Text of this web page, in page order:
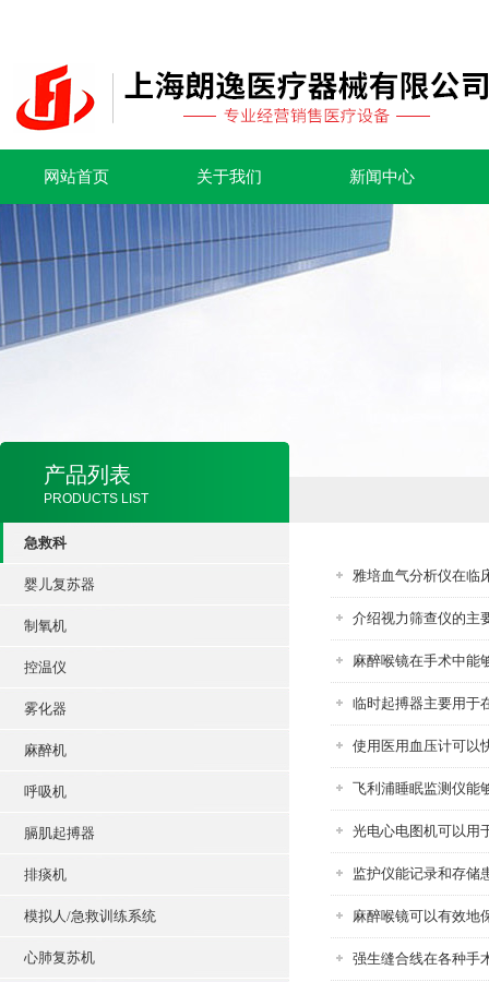
网站首页 关于我们 新闻中心
产品列表
PRODUCTS LIST
急救科
婴儿复苏器
制氧机
控温仪
雾化器
麻醉机
呼吸机
膈肌起搏器
排痰机
模拟人/急救训练系统
心肺复苏机
雅培血气分析仪在临
介绍视力筛查仪的主
麻醉喉镜在手术中能
临时起搏器主要用于
使用医用血压计可以
飞利浦睡眠监测仪能
光电心电图机可以用
监护仪能记录和存储
麻醉喉镜可以有效地
强生缝合线在各种手